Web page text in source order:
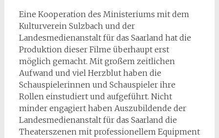
Eine Kooperation des Ministeriums mit dem
Kulturverein Sulzbach und der
Landesmedienanstalt für das Saarland hat die
Produktion dieser Filme überhaupt erst
möglich gemacht. Mit großem zeitlichen
Aufwand und viel Herzblut haben die
Schauspielerinnen und Schauspieler ihre
Rollen einstudiert und aufgeführt. Nicht
minder engagiert haben Auszubildende der
Landesmedienanstalt für das Saarland die
Theaterszenen mit professionellem Equipment